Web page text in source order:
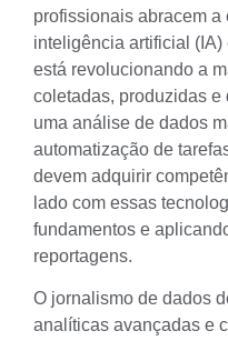
profissionais abracem
inteligência artificial (IA)
está revolucionando a
coletadas, produzidas
uma análise de dados
automatização de
devem adquirir
lado com essas
fundamentos e
reportagens.
O jornalismo de dados
analíticas avançadas e